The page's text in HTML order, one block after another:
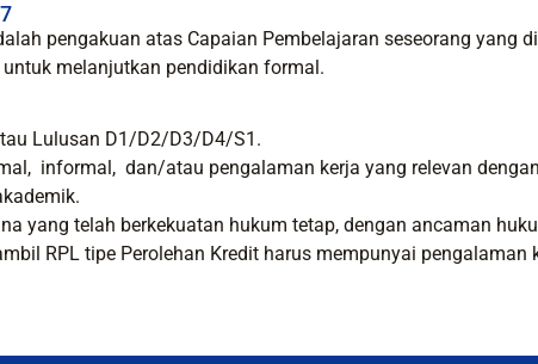
pengakuan atas Capaian Pembelajaran seseorang yang
melanjutkan pendidikan formal.
Lulusan D1/D2/D3/D4/S1.
informal, dan/atau pengalaman kerja yang relevan
yang telah berkekuatan hukum tetap, dengan ancaman
RPL tipe Perolehan Kredit harus mempunyai